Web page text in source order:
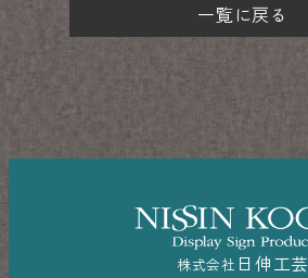
一覧に戻る
株式会社 日伸工芸